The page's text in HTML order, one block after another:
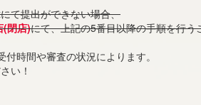
て提出ができない場合、
(閉店)にて、上記の5番目以降の手順を行
時間や審査の状況によります。
い！